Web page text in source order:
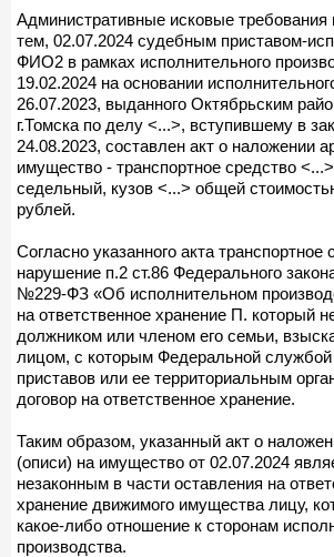
Административные исковые требования
тем, 02.07.2024 судебным приставом-
ФИО2 в рамках исполнительного
19.02.2024 на основании
26.07.2023, выданного Октябрьским
г.Томска по делу <...>, вступившему в
24.08.2023, составлен акт о наложении
имущество - транспортное средство
седельный, кузов <...> общей
рублей.
Согласно указанного акта транспортное
нарушение п.2 ст.86 Федерального
№229-ФЗ «Об исполнительном
на ответственное хранение П. который
должником или членом его семьи,
лицом, с которым Федеральной
приставов или ее территориальным
договор на ответственное хранение.
Таким образом, указанный акт о
(описи) на имущество от 02.07.2024
незаконным в части оставления на
хранение движимого имущества лицу,
какое-либо отношение к сторонам
производства.